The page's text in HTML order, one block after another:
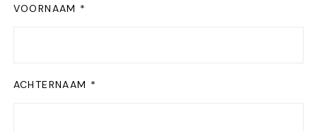
VOORNAAM *
ACHTERNAAM *